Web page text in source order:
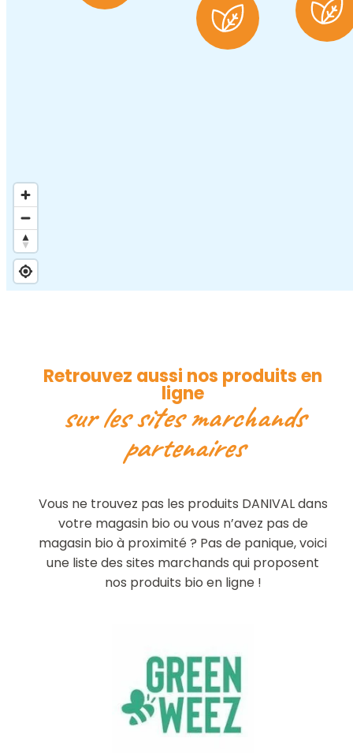
Retrouvez aussi nos produits en
ligne
sur les sites marchands
partenaires
Vous ne trouvez pas les produits DANIVAL dans
votre magasin bio ou vous n’avez pas de
magasin bio à proximité ? Pas de panique, voici
une liste des sites marchands qui proposent
nos produits bio en ligne !